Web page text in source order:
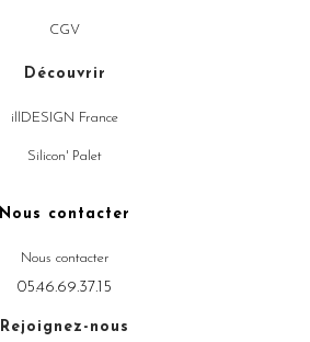
CGV
Découvrir
illDESIGN France
Silicon' Palet
Nous contacter
Nous contacter
05.46.69.37.15
Rejoignez-nous